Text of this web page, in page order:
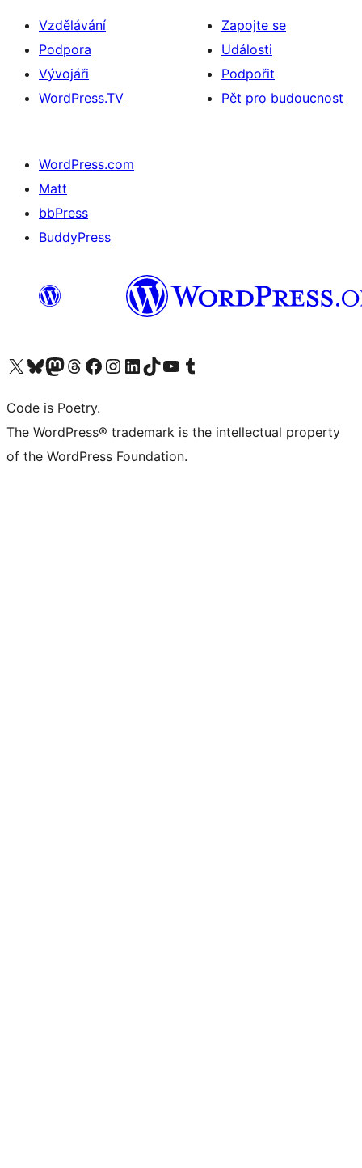
Vzdělávání
Podpora
Vývojáři
WordPress.TV
Zapojte se
Události
Podpořit
Pět pro budoucnost
WordPress.com
Matt
bbPress
BuddyPress
Navštivte náš účet na X (dříve Twitter)
Navštivte náš Bluesky účetNavštivte náš účet Mastodon
Navštivte náš Threads účetNavštivte naši stránku na Facebooku
Navštivte náš Instagram účetNavštivte náš LinkedIn účetNavštivte náš TikTok účetNavštivte náš YouTube kanálNavštivte náš Tumblr účet
Code is Poetry.
The WordPress® trademark is the intellectual property
of the WordPress Foundation.